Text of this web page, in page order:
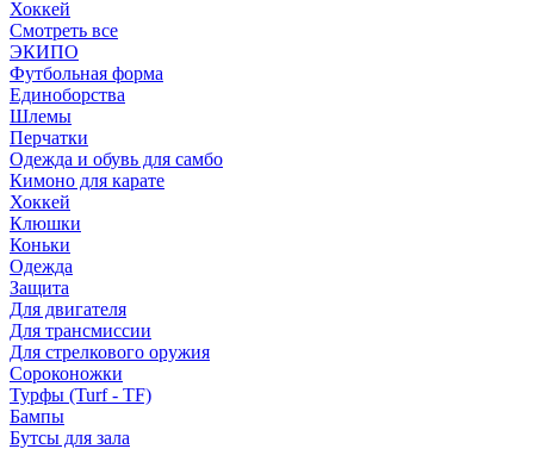
Хоккей
Смотреть все
ЭКИПО
Футбольная форма
Единоборства
Шлемы
Перчатки
Одежда и обувь для самбо
Кимоно для карате
Хоккей
Клюшки
Коньки
Одежда
Защита
Для двигателя
Для трансмиссии
Для стрелкового оружия
Сороконожки
Турфы (Turf - TF)
Бампы
Бутсы для зала